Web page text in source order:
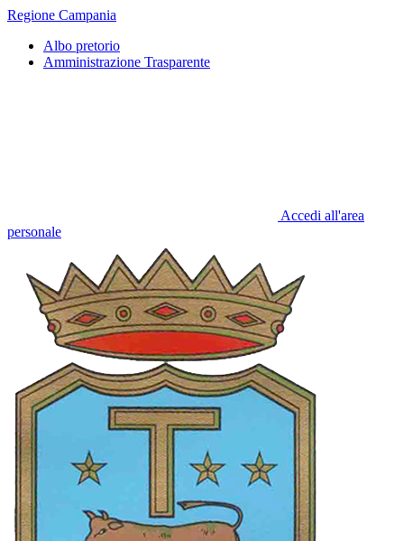
Regione Campania
Albo pretorio
Amministrazione Trasparente
Accedi all'area
personale